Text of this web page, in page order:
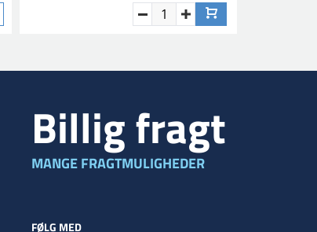
Billig fragt
MANGE FRAGTMULIGHEDER
FØLG MED